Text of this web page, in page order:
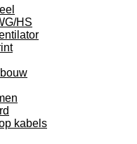
HS
kabels